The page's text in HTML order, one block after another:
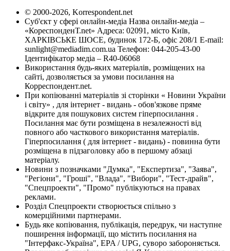
© 2000-2026, Korrespondent.net
Суб'єкт у сфері онлайн-медіа Назва онлайн-медіа –
«КореспонденТ.net» Адреса: 02091, місто Київ,
ХАРКІВСЬКЕ ШОСЕ, будинок 172-Б, офіс 208/1 E-mail:
sunlight@mediadim.com.ua Телефон: 044-205-43-00
Ідентифікатор медіа – R40-06068
Використання будь-яких матеріалів, розміщених на
сайті, дозволяється за умови посилання на
Корреспондент.net.
При копіюванні матеріалів зі сторінки « Новини України
і світу» , для інтернет - видань - обов'язкове пряме
відкрите для пошукових систем гіперпосилання .
Посилання має бути розміщена в незалежності від
повного або часткового використання матеріалів.
Гіперпосилання ( для інтернет - видань) - повинна бути
розміщена в підзаголовку або в першому абзаці
матеріалу.
Новини з позначками "Думка", "Експертиза", "Заява",
"Регіони", "Гроші", "Влада", "Вибори", "Тест-драйв",
"Спецпроекти", "Промо" публікуються на правах
реклами.
Розділ Спецпроекти створюється спільно з
комерційними партнерами.
Будь яке копіювання, публікація, передрук, чи наступне
поширення інформації, що містить посилання на
"Інтерфакс-Україна", EPA / UPG, суворо забороняється.